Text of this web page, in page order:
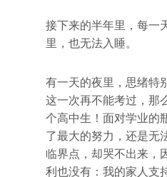
接下来的半年里，每一
里，也无法入睡。
有一天的夜里，思绪特
这一次再不能考过，那
个高中生！面对学业的
了最大的努力，还是无
临界点，却哭不出来，
利也没有：我的家人支